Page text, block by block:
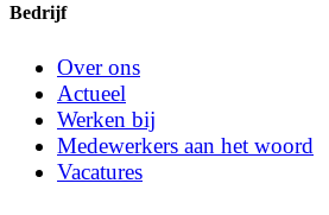
Bedrijf
Over ons
Actueel
Werken bij
Medewerkers aan het woord
Vacatures